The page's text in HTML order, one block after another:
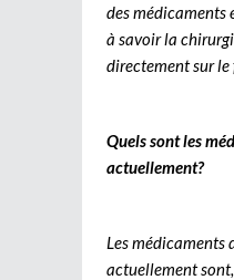
des médicaments
à savoir la
directement sur le
Quels sont les
actuellement?
Les médicaments
actuellement